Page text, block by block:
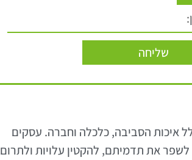
שליחה
איכות הסביבה, כלכלה וחברה. עסקים
לשפר את תדמיתם, להקטין עלויות ולתרום